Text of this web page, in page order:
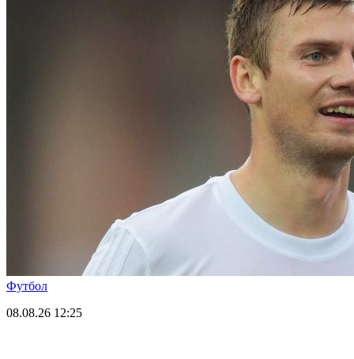
Футбол
08.08.26 12:25